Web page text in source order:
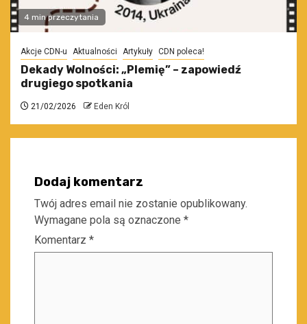
4 min przeczytania
Akcje CDN-u Aktualności Artykuły CDN poleca!
Dekady Wolności: „Plemię” – zapowiedź
drugiego spotkania
21/02/2026 Eden Król
Dodaj komentarz
Twój adres email nie zostanie opublikowany.
Wymagane pola są oznaczone *
Komentarz *